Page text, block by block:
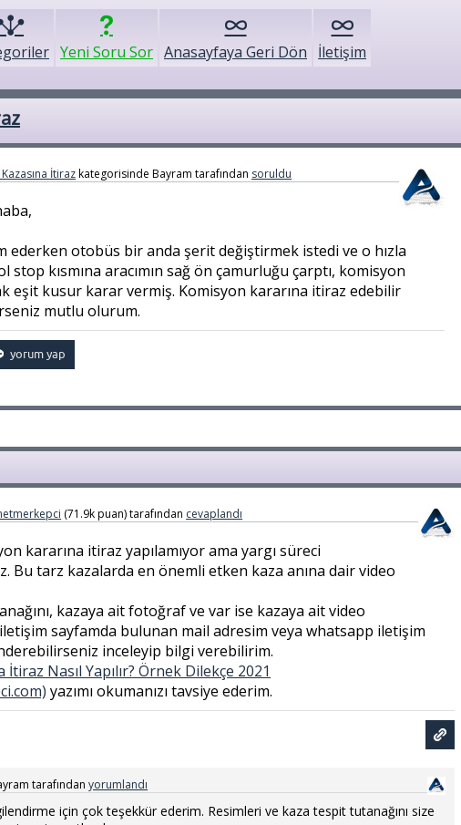
Yeni Soru Sor Anasayfaya Geri Dön İletişim
İtirazkategorisinde Bayram tarafından soruldu
ederken otobüs bir anda şerit değiştirmek istedi ve o hızla
stop kısmına aracımın sağ ön çamurluğu çarptı, komisyon
eşit kusur karar vermiş. Komisyon kararına itiraz edebilir
mutlu olurum.
(71.9kpuan)tarafından cevaplandı
kararına itiraz yapılamıyor ama yargı süreci
Bu tarz kazalarda en önemli etken kaza anına dair video
kazaya ait fotoğraf ve var ise kazaya ait video
sayfamda bulunan mail adresim veya whatsapp iletişim
inceleyip bilgi verebilirim.
İtiraz Nasıl Yapılır? Örnek Dilekçe 2021
yazımı okumanızı tavsiye ederim.
tarafından yorumlandı
için çok teşekkür ederim. Resimleri ve kaza tespit tutanağını size